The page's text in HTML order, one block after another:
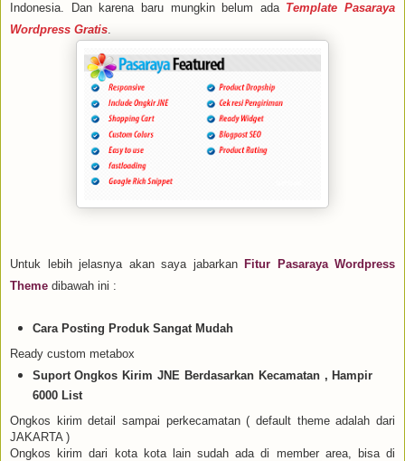
Indonesia. Dan karena baru mungkin belum ada Template Pasaraya
Wordpress Gratis.
Untuk lebih jelasnya akan saya jabarkan Fitur Pasaraya Wordpress
Theme dibawah ini :
Cara Posting Produk Sangat Mudah
Ready custom metabox
Suport Ongkos Kirim JNE Berdasarkan Kecamatan , Hampir
6000 List
Ongkos kirim detail sampai perkecamatan ( default theme adalah dari
JAKARTA )
Ongkos kirim dari kota kota lain sudah ada di member area, bisa di